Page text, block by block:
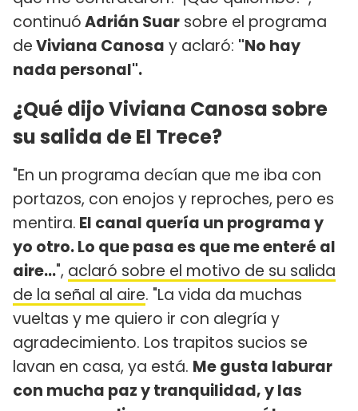
continuóAdrián Suar sobre el programa
deViviana Canosa y aclaró: "No hay
nada personal".
¿Qué dijo Viviana Canosa sobre
su salida de El Trece?
"En un programa decían que me iba con
portazos, con enojos y reproches, pero es
mentira. El canal quería un programa y
yo otro. Lo que pasa es que me enteré al
aire...", aclaró sobre el motivo de su salida
de la señal al aire. "La vida da muchas
vueltas y me quiero ir con alegría y
agradecimiento. Los trapitos sucios se
lavan en casa, ya está. Me gusta laburar
con mucha paz y tranquilidad, y las